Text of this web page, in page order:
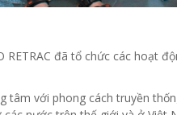
RETRAC đã tổ chức các hoạt
với phong cách truyền